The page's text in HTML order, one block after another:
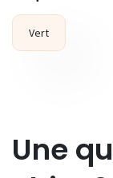
Vert
Une